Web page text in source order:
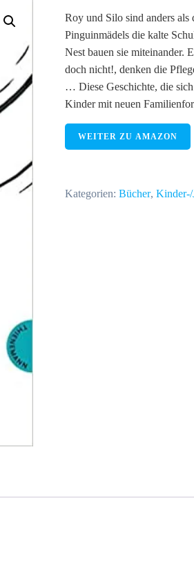
Roy und Silo sind anders als
Pinguinmädels die kalte
Nest bauen sie miteinander.
doch nicht!, denken die
… Diese Geschichte, die
Kinder mit neuen
WEITER ZU AMAZON
Kategorien: Bücher, Kinder-/